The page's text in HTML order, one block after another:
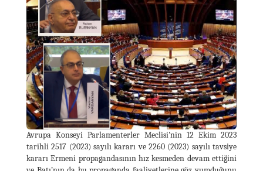
Avrupa Konseyi Parlamenterler Meclisi'nin 12 Ekim 2023
tarihli 2517 (2023) sayılı kararı ve 2260 (2023) sayılı tavsiye
kararı Ermeni propagandasının hız kesmeden devam ettiğini